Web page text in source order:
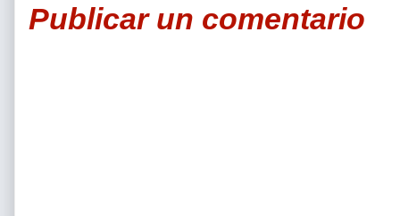
Publicar un comentario